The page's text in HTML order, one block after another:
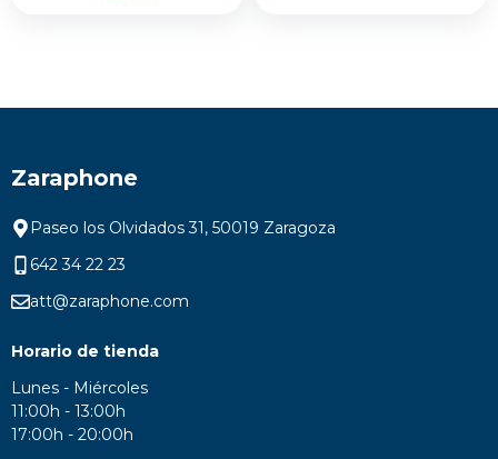
Zaraphone
Paseo los Olvidados 31, 50019 Zaragoza
642 34 22 23
att@zaraphone.com
Horario de tienda
Lunes - Miércoles
11:00h - 13:00h
17:00h - 20:00h